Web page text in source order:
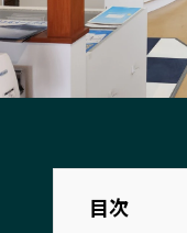
熊本エリア
宮崎エリア
沖縄エリア
目次